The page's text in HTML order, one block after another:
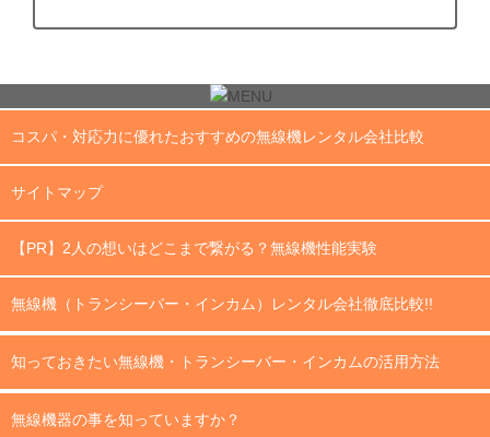
コスパ・対応力に優れたおすすめの無線機レンタル会社比較
サイトマップ
【PR】2人の想いはどこまで繋がる？無線機性能実験
無線機（トランシーバー・インカム）レンタル会社徹底比較!!
知っておきたい無線機・トランシーバー・インカムの活用方法
無線機器の事を知っていますか？